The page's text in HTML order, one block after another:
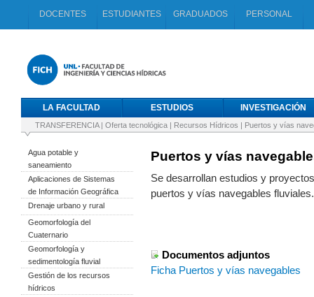
DOCENTES ESTUDIANTES GRADUADOS PERSONAL
LA FACULTAD ESTUDIOS INVESTIGACIÓN
TRANSFERENCIA| Oferta tecnológica | Recursos Hídricos | Puertos y vías
Agua potable y
saneamiento
Aplicaciones de Sistemas
de Información Geográfica
Drenaje urbano y rural
Geomorfología del
Cuaternario
Geomorfología y
sedimentología fluvial
Gestión de los recursos
hídricos
Puertos y vías
Se desarrollan estudios y
puertos y vías navegables fluviales.
Documentos adjuntos
Ficha Puertos y vías navegables